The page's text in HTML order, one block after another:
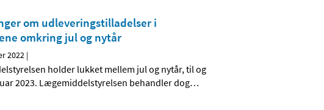
om udleveringstilladelser i
omkring jul og nytår
2022 |
holder lukket mellem jul og nytår, til og
2023. Lægemiddelstyrelsen behandler dog…